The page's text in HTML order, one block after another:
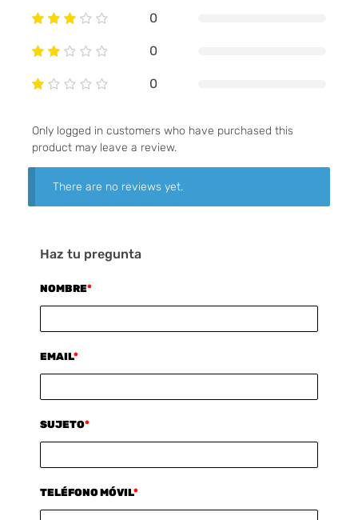
0
0
0
Only logged in customers who have purchased this
product may leave a review.
There are no reviews yet.
Haz tu pregunta
NOMBRE*
EMAIL*
SUJETO*
TELÉFONO MÓVIL*